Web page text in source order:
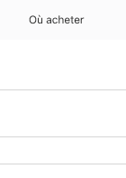
Où acheter